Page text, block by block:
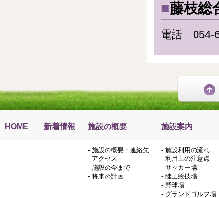
■藤枝総
電話 054-
HOME 新着情報 施設の概要 施設案内
- 施設の概要・連絡先
- アクセス
- 施設の今まで
- 将来の計画
- 施設利用の流れ
- 利用上の注意点
- サッカー場
- 陸上競技場
- 野球場
- グランドゴルフ場